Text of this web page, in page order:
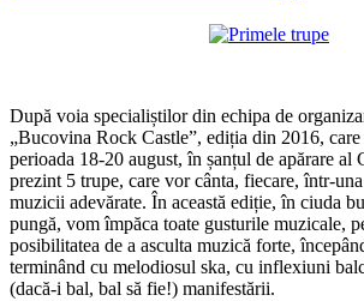
După voia specialiștilor din echipa de
„Bucovina Rock Castle”, ediția din 2016, care
perioada 18-20 august, în șanțul de apărare al
prezint 5 trupe, care vor cânta, fiecare, într-
muzicii adevărate. În această ediție, în ciuda
pungă, vom împăca toate gusturile muzicale,
posibilitatea de a asculta muzică forte,
terminând cu melodiosul ska, cu inflexiuni
(dacă-i bal, bal să fie!) manifestării.